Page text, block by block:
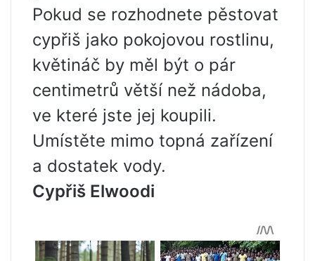
Pokud se rozhodnete pěstovat
cypřiš jako pokojovou rostlinu,
květináč by měl být o pár
centimetrů větší než nádoba,
ve které jste jej koupili.
Umístěte mimo topná zařízení
a dostatek vody.
Cypřiš Elwoodi